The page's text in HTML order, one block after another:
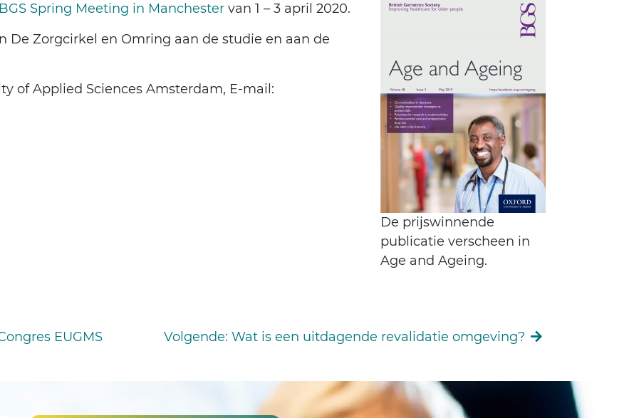
De prijswinnende
publicatie verscheen in
Age and Ageing.
BGS Spring Meeting in Manchester van 1 – 3 april 2020.
De Zorgcirkel en Omring aan de studie en aan de
of Applied Sciences Amsterdam, E-mail:
EUGMS Volgende: Wat is een uitdagende revalidatie omgeving?